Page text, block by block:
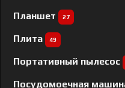
Планшет 27
Плита 49
Портативный пылесос
Посудомоечная